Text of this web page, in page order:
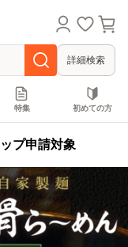
詳細検索
特集 初めての方
プ申請対象